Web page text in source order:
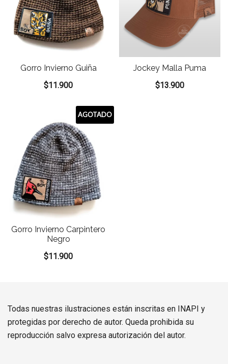
Gorro Invierno Guiña
$11.900
Jockey Malla Puma
$13.900
AGOTADO
Gorro Invierno Carpintero
Negro
$11.900
Todas nuestras ilustraciones están inscritas en INAPI y
protegidas por derecho de autor. Queda prohibida su
reproducción salvo expresa autorización del autor.